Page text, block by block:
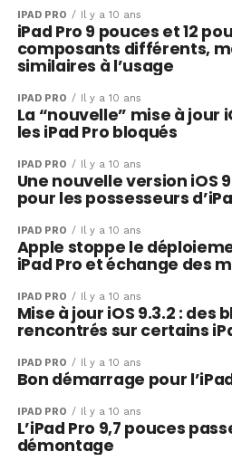
IPAD PRO Il y a 10 ans
iPad Pro 9 pouces et 12
composants différents,
similaires à l’usage
IPAD PRO Il y a 10 ans
La “nouvelle” mise à jour
les iPad Pro bloqués
IPAD PRO Il y a 10 ans
Une nouvelle version iOS
pour les possesseurs
IPAD PRO Il y a 10 ans
Apple stoppe le
iPad Pro et échange des
IPAD PRO Il y a 10 ans
Mise à jour iOS 9.3.2 : des
rencontrés sur certains
IPAD PRO Il y a 10 ans
Bon démarrage pour
IPAD PRO Il y a 10 ans
L’iPad Pro 9,7 pouces
démontage